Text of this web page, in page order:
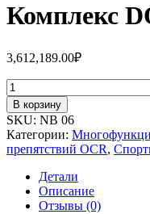
Комплекс
3,612,189.00₽
В корзину
SKU: NB 06
Категории:
препятствий OCR,
Детали
Описание
Отзывы (0)